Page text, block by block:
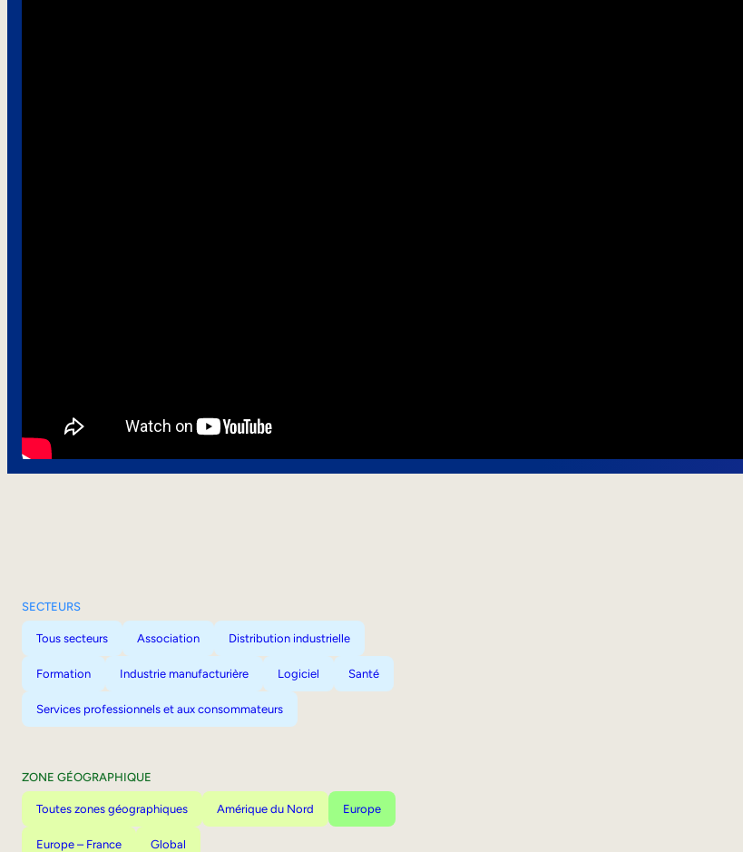
SECTEURS
Tous secteurs Association Distribution industrielle
Formation Industrie manufacturière Logiciel Santé
Services professionnels et aux consommateurs
ZONE GÉOGRAPHIQUE
Toutes zones géographiques Amérique du Nord Europe
Europe – France Global